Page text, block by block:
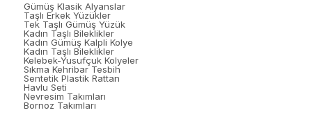
Gümüş Klasik Alyanslar
Taşlı Erkek Yüzükler
Tek Taşlı Gümüş Yüzük
Kadın Taşlı Bileklikler
Kadın Gümüş Kalpli Kolye
Kadın Taşlı Bileklikler
Kelebek-Yusufçuk Kolyeler
Sıkma Kehribar Tesbih
Sentetik Plastik Rattan
Havlu Seti
Nevresim Takımları
Bornoz Takımları